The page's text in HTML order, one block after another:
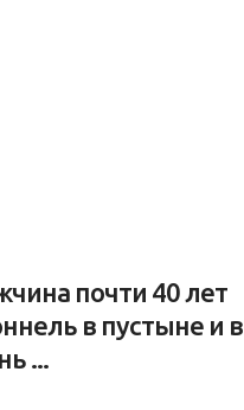
почти 40 лет
в пустыне и в
...